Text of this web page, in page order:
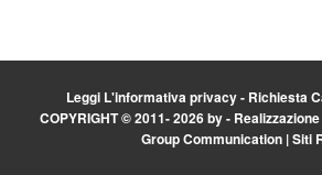
Leggi L'informativa privacy- Richiesta
COPYRIGHT © 2011- 2026 by -
Group Communication |Siti